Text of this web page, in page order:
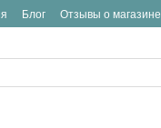
Блог Отзывы о магазине